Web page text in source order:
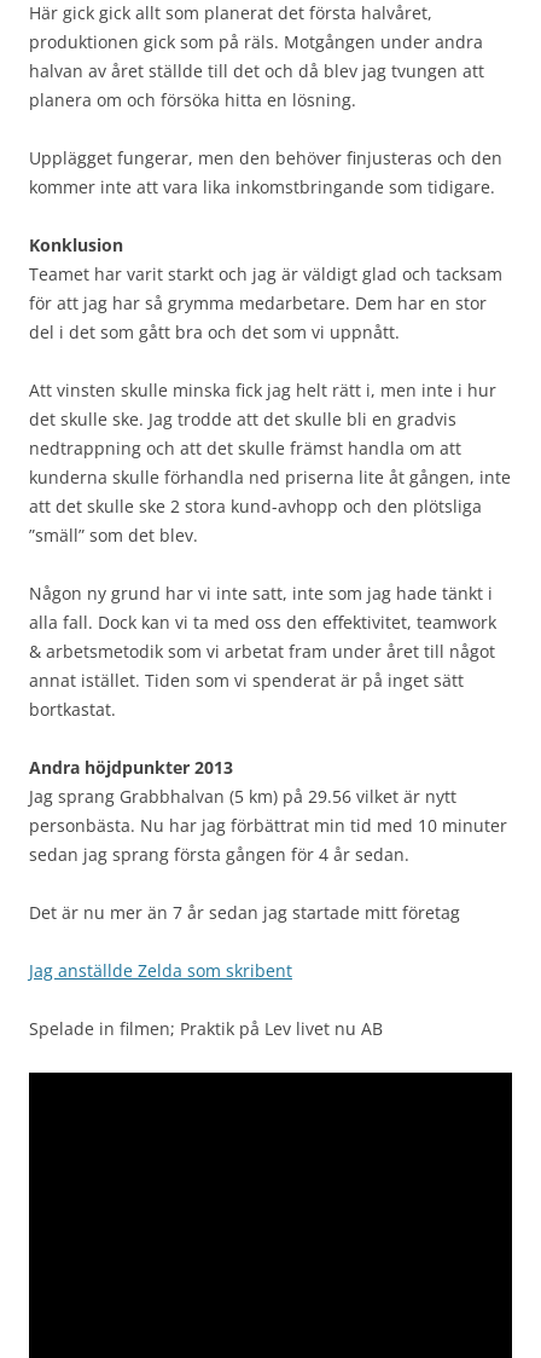
Här gick gick allt som planerat det första halvåret,
produktionen gick som på räls. Motgången under andra
halvan av året ställde till det och då blev jag tvungen att
planera om och försöka hitta en lösning.
Upplägget fungerar, men den behöver finjusteras och den
kommer inte att vara lika inkomstbringande som tidigare.
Konklusion
Teamet har varit starkt och jag är väldigt glad och tacksam
för att jag har så grymma medarbetare. Dem har en stor
del i det som gått bra och det som vi uppnått.
Att vinsten skulle minska fick jag helt rätt i, men inte i hur
det skulle ske. Jag trodde att det skulle bli en gradvis
nedtrappning och att det skulle främst handla om att
kunderna skulle förhandla ned priserna lite åt gången, inte
att det skulle ske 2 stora kund-avhopp och den plötsliga
”smäll” som det blev.
Någon ny grund har vi inte satt, inte som jag hade tänkt i
alla fall. Dock kan vi ta med oss den effektivitet, teamwork
& arbetsmetodik som vi arbetat fram under året till något
annat istället. Tiden som vi spenderat är på inget sätt
bortkastat.
Andra höjdpunkter 2013
Jag sprang Grabbhalvan (5 km) på 29.56 vilket är nytt
personbästa. Nu har jag förbättrat min tid med 10 minuter
sedan jag sprang första gången för 4 år sedan.
Det är nu mer än 7 år sedan jag startade mitt företag
Jag anställde Zelda som skribent
Spelade in filmen; Praktik på Lev livet nu AB